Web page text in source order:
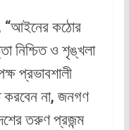
“আইনের কঠোর
নিশ্চিত ও শৃঙ্খলা
প্রভাবশালী
করবেন না, জনগণ
তরুণ প্রজন্ম